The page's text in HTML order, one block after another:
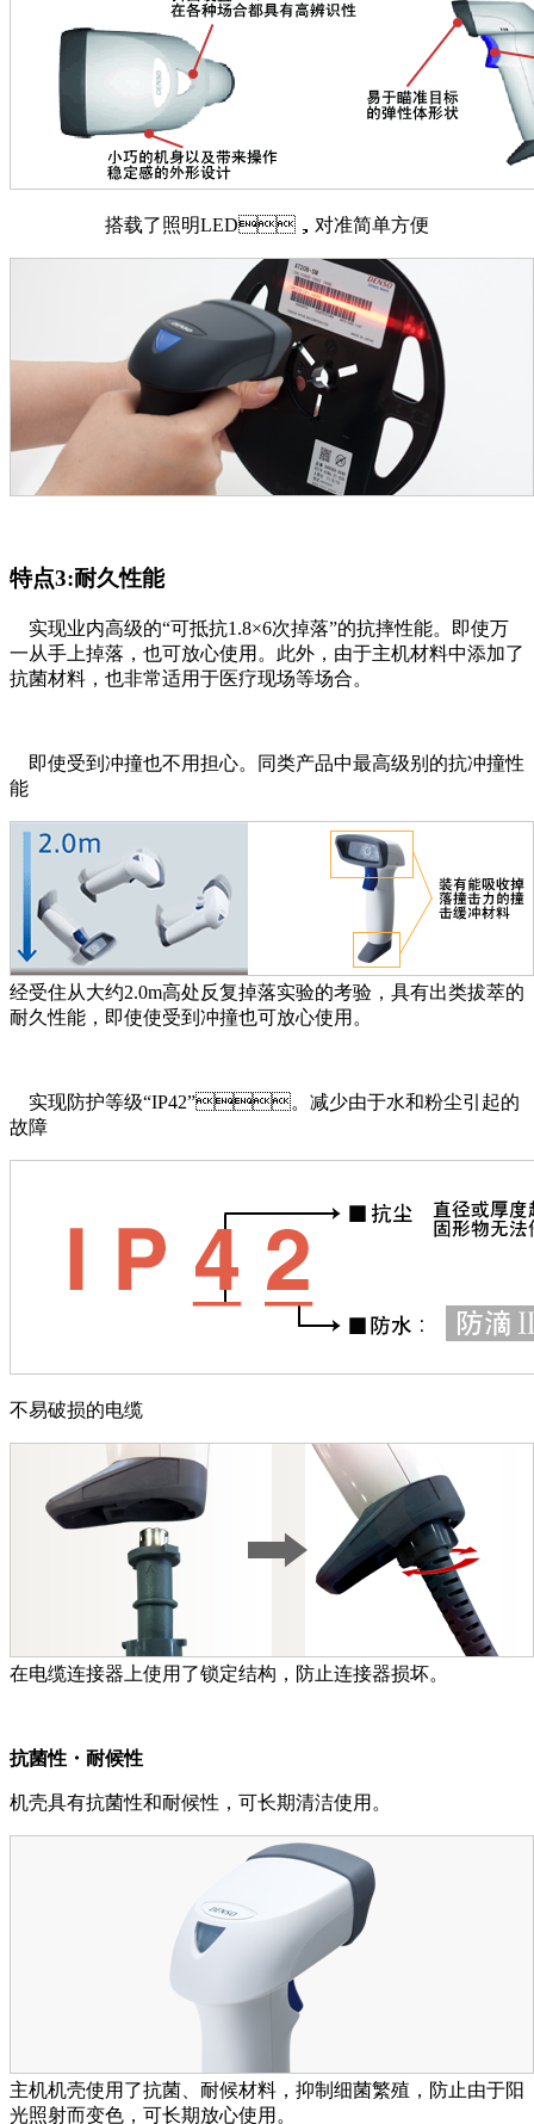
搭载了照明LED，对准简单方便
特点3:耐久性能
实现业内高级的“可抵抗1.8×6次掉落”的抗摔性能。即使万
一从手上掉落，也可放心使用。此外，由于主机材料中添加了
抗菌材料，也非常适用于医疗现场等场合。
即使受到冲撞也不用担心。同类产品中最高级别的抗冲撞性
能
经受住从大约2.0m高处反复掉落实验的考验，具有出类拔萃的
耐久性能，即使使受到冲撞也可放心使用。
实现防护等级‌“IP42”。减少由于水和粉尘引起的
故障
不易破损的电缆
在电缆连接器上使用了锁定结构，防止连接器损坏。
抗菌性・耐候性
机壳具有抗菌性和耐候性，可长期清洁使用。
主机机壳使用了抗菌、耐候材料，抑制细菌繁殖，防止由于阳
光照射而变色，可长期放心使用。